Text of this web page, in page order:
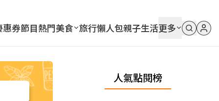
惠券節目熱門美食 旅行懶人包親子生活更多
人氣點閱榜